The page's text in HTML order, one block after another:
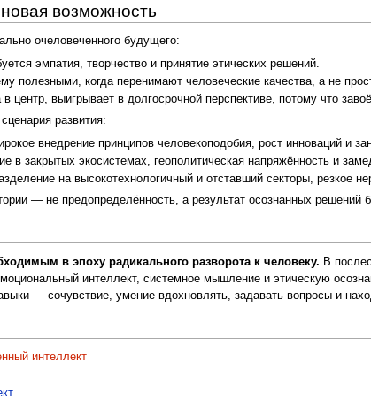
возможность
очеловеченного будущего:
эмпатия, творчество и принятие этических решений.
полезными, когда перенимают человеческие качества, а не
центр, выигрывает в долгосрочной перспективе, потому что
развития:
внедрение принципов человекоподобия, рост инноваций и
в закрытых экосистемах, геополитическая напряжённость и
на высокотехнологичный и отставший секторы, резкое
— не предопределённость, а результат осознанных решений
в эпоху радикального разворота к человеку. В
интеллект, системное мышление и этическую
— сочувствие, умение вдохновлять, задавать вопросы и
интеллект